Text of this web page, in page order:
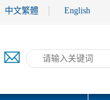
中文繁體 English